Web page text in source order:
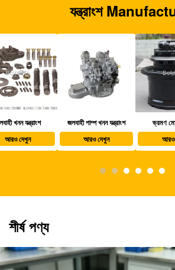
যন্ত্রাংশ
জলবাহী পাম্প খনন যন্ত্রাংশ
ভ্রমণ মোটর অ্যাসি
শীর্ষ পণ্য